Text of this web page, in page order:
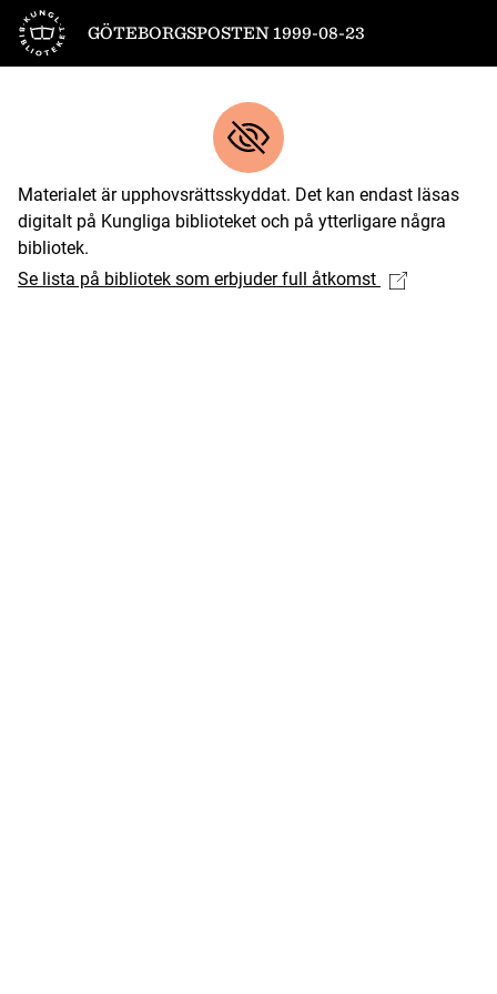
Till startsidan
GÖTEBORGSPOSTEN 1999-08-23
Materialet är upphovsrättsskyddat. Det kan endast läsas
digitalt på Kungliga biblioteket och på ytterligare några
bibliotek.
Se lista på bibliotek som erbjuder full åtkomst